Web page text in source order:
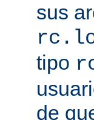
sus
tipo
de